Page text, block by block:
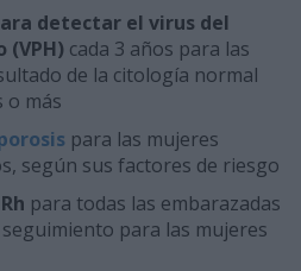
detectar el virus del
(VPH) cada 3 años para las
de la citología normal
o más
para las mujeres
según sus factores de riesgo
para todas las embarazadas
para las mujeres